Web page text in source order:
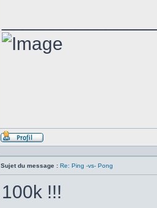
Profil
Sujet du message : Re: Ping -vs- Pong
100k !!!